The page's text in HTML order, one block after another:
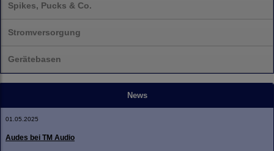
Spikes, Pucks & Co.
Stromversorgung
Gerätebasen
News
01.05.2025
Audes bei TM Audio